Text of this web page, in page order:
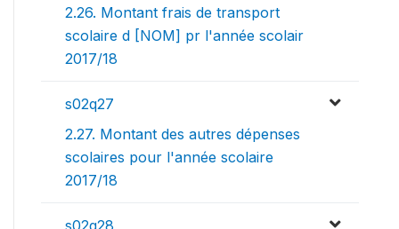
2.26. Montant frais de transport
scolaire d [NOM] pr l'année scolair
2017/18
s02q27
2.27. Montant des autres dépenses
scolaires pour l'année scolaire
2017/18